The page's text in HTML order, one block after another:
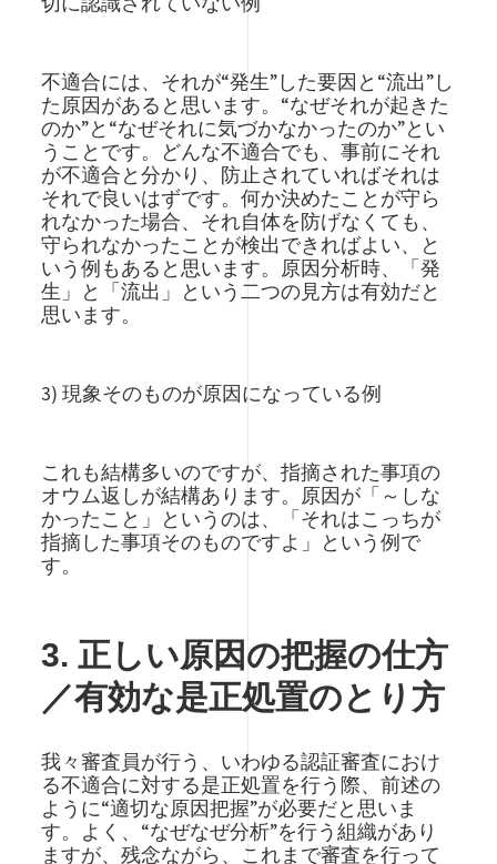
不適合には、それが“発生”した要因と“流出”し
た原因があると思います。“なぜそれが起きた
のか”と“なぜそれに気づかなかったのか”とい
うことです。どんな不適合でも、事前にそれ
が不適合と分かり、防止されていればそれは
それで良いはずです。何か決めたことが守ら
れなかった場合、それ自体を防げなくても、
守られなかったことが検出できればよい、と
いう例もあると思います。原因分析時、「発
生」と「流出」という二つの見方は有効だと
思います。
3) 現象そのものが原因になっている例
これも結構多いのですが、指摘された事項の
オウム返しが結構あります。原因が「～しな
かったこと」というのは、「それはこっちが
指摘した事項そのものですよ」という例で
す。
3. 正しい原因の把握の仕方
／有効な是正処置のとり方
我々審査員が行う、いわゆる認証審査におけ
る不適合に対する是正処置を行う際、前述の
ように“適切な原因把握”が必要だと思いま
す。よく、“なぜなぜ分析”を行う組織があり
ますが、残念ながら、これまで審査を行って